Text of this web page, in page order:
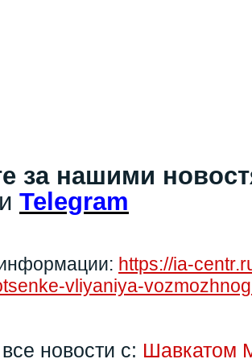
за нашими
и Telegram
https://ia-
vliyaniya-
новости с: Шавкатом